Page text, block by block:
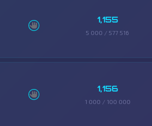
1,155
5 000 / 577 516
1,156
1 000 / 100 000